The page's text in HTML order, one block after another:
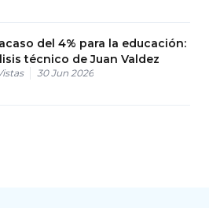
del 4% para la educación:
técnico de Juan Valdez
30 Jun 2026